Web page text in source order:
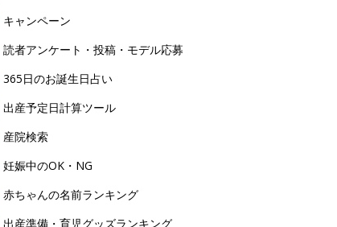
キャンペーン
読者アンケート・投稿・モデル応募
365日のお誕生日占い
出産予定日計算ツール
産院検索
妊娠中のOK・NG
赤ちゃんの名前ランキング
出産準備・育児グッズランキング